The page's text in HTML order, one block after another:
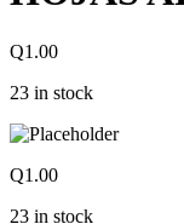
Q1.00
23 in stock
Q1.00
23 in stock